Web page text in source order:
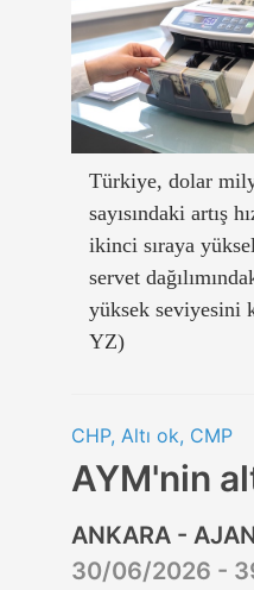
Türkiye, dolar
sayısındaki artış
ikinci sıraya
servet
yüksek seviyesini
YZ)
CHP, Altı ok, CMP
AYM'nin
ANKARA -
30/06/2026 -